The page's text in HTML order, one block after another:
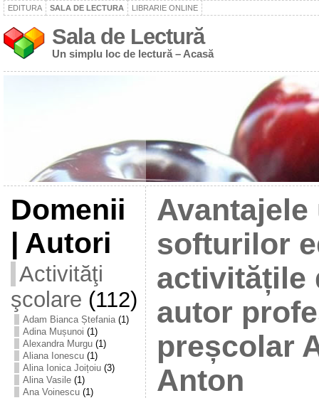
EDITURA SALA DE LECTURA LIBRARIE ONLINE
Sala de Lectură
Un simplu loc de lectură – Acasă
Domenii
| Autori
Activităţi
şcolare (112)
Adam Bianca Ștefania(1)
Adina Mușunoi (1)
Alexandra Murgu(1)
Aliana Ionescu(1)
Alina Ionica Joițoiu(3)
Alina Vasile(1)
Ana Voinescu(1)
softurilor
activitățile
autor
preșcolar
Anton